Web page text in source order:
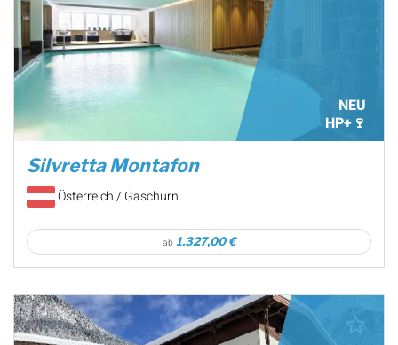
NEU
HP+🍷
Silvretta Montafon
Österreich / Gaschurn
ab 1.327,00 €